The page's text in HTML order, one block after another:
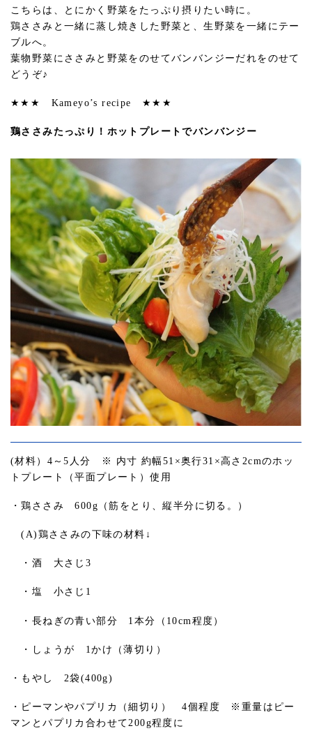
こちらは、とにかく野菜をたっぷり摂りたい時に。
鶏ささみと一緒に蒸し焼きした野菜と、生野菜を一緒にテー
ブルへ。
葉物野菜にささみと野菜をのせてバンバンジーだれをのせて
どうぞ♪
★★★ Kameyo’s recipe ★★★
鶏ささみたっぷり！ホットプレートでバンバンジー
(材料）4～5人分 ※ 内寸 約幅51×奥行31×高さ2cmのホッ
トプレート（平面プレート）使用
・鶏ささみ 600g（筋をとり、縦半分に切る。）
(A)鶏ささみの下味の材料↓
・酒 大さじ3
・塩 小さじ1
・長ねぎの青い部分 1本分（10cm程度）
・しょうが 1かけ（薄切り）
・もやし 2袋(400g)
・ピーマンやパプリカ（細切り） 4個程度 ※重量はピー
マンとパプリカ合わせて200g程度に